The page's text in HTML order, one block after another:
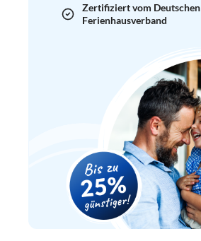
Zertifiziert vom Deutschen
Ferienhausverband